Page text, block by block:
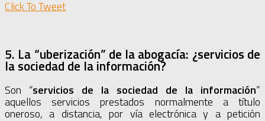
Click To Tweet
5. La “uberización” de la abogacía: ¿servicios de
la sociedad de la información?
Son “servicios de la sociedad de la información”
aquellos servicios prestados normalmente a título
oneroso, a distancia, por vía electrónica y a petición